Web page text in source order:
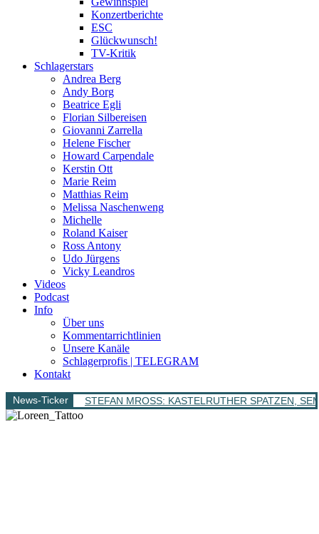
Konzertberichte
ESC
Glückwunsch!
TV-Kritik
Schlagerstars
Andrea Berg
Andy Borg
Beatrice Egli
Florian Silbereisen
Giovanni Zarrella
Helene Fischer
Howard Carpendale
Kerstin Ott
Marie Reim
Matthias Reim
Melissa Naschenweng
Michelle
Roland Kaiser
Ross Antony
Udo Jürgens
Vicky Leandros
Videos
Podcast
Info
Über uns
Kommentarrichtlinien
Unsere Kanäle
Schlagerprofis | TELEGRAM
Kontakt
News-Ticker STEFAN MROSS: KASTELRUTHER SPATZEN,